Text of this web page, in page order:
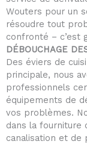
Wouters pour un
résoudre tout
confronté – c’est
DÉBOUCHAGE
Des éviers de
principale, nous
professionnels
équipements de
vos problèmes.
dans la fourniture
canalisation et de